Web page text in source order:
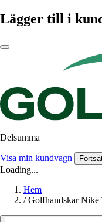
Lägger till i
Delsumma
Visa min kundvagn
Loading...
Hem
/ Golfhandskar